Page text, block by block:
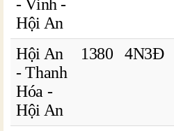
- Vinh -
Hội An
Hội An
- Thanh
Hóa -
Hội An
1380 4N3Đ